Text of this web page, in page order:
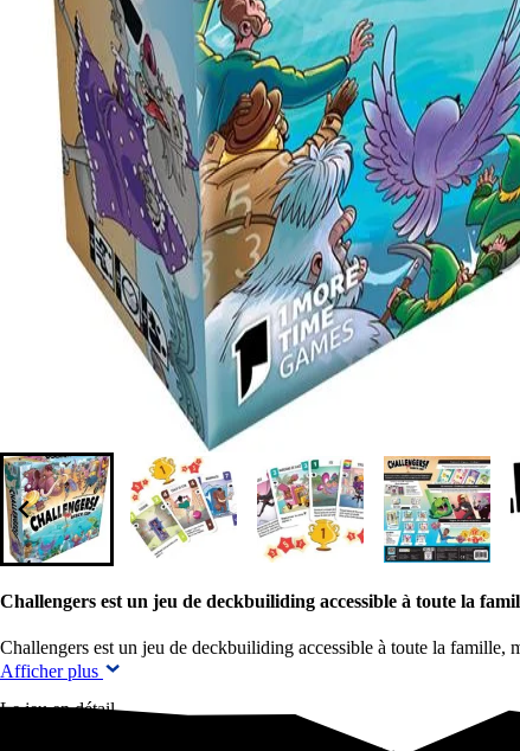
Challengers est un jeu de deckbuiliding accessible à toute la
Challengers est un jeu de deckbuiliding accessible à toute la
Afficher plus
Le jeu en détail